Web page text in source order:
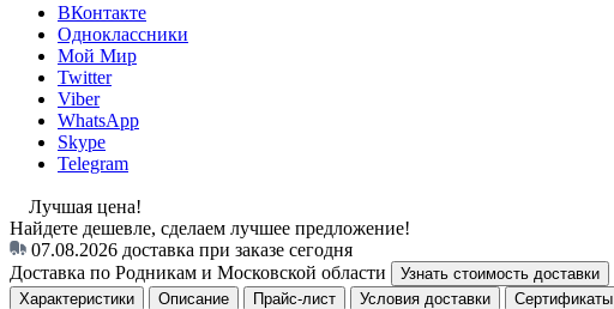
ВКонтакте
Одноклассники
Мой Мир
Twitter
Viber
WhatsApp
Skype
Telegram
Лучшая цена!
Найдете дешевле, сделаем лучшее предложение!
07.08.2026 доставка при заказе сегодня
Доставка по Родникам и Московской области
Узнать стоимость доставки
Характеристики
Описание Прайс-лист Условия доставки Сертификаты